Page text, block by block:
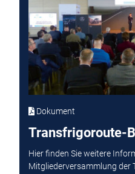
Dokument
Transfrigoroute-
Hier finden Sie weitere
Mitgliederversammlung der